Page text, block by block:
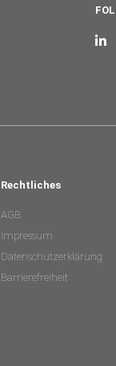
Rechtliches
AGB
Impressum
Datenschutzerklärung
Barrierefreiheit